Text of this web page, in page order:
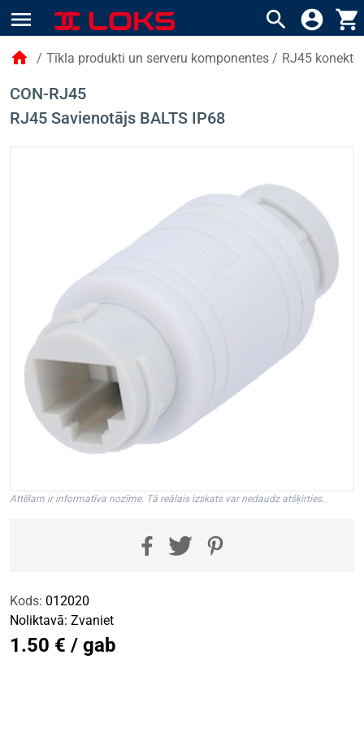
menu search account_circle shopping_cart
home / Tīkla produkti un serveru komponentes / RJ45
CON-RJ45
RJ45 Savienotājs BALTS IP68
Attēlam ir informatīva nozīme. Tā reālais izskats var nedaudz atšķirties.
Kods: 012020
Noliktavā: Zvaniet
1.50 € / gab